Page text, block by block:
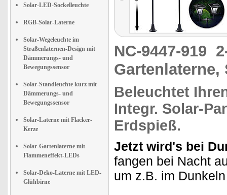
Solar-LED-Sockelleuchte
RGB-Solar-Laterne
Solar-Wegeleuchte im
Straßenlaternen-Design mit
Dämmerungs- und
Bewegungssensor
Solar-Standleuchte kurz mit
Dämmerungs- und
Bewegungssensor
Solar-Laterne mit Flacker-
Kerze
Solar-Gartenlaterne mit
Flammeneffekt-LEDs
Solar-Deko-Laterne mit LED-
Glühbirne
NC-9447-919
Gartenlaterne,
Beleuchtet
Integr. Solar-
Erdspieß.
Jetzt wird's bei
fangen bei Nacht
um z.B. im